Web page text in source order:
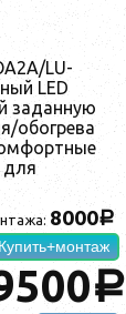
LU-
LED
заданную
обогрева
для
8000a
a